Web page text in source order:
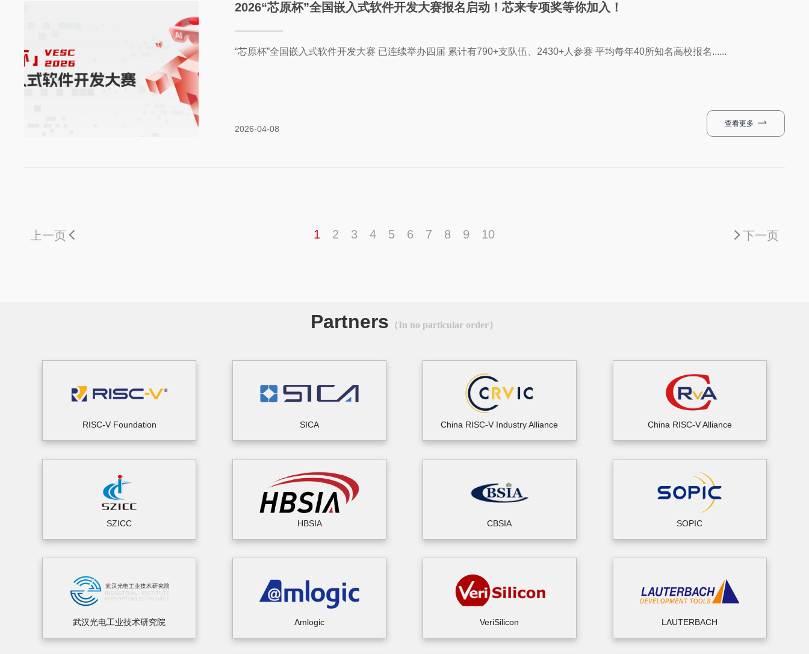
2026“芯原杯”全国嵌入式软件开发大赛报名启动！芯来专项奖等你加入！
“芯原杯”全国嵌入式软件开发大赛 已连续举办四届 累计有790+支队伍、2430+人参赛 平均每年40所知名高校报名......
2026-04-08
查看更多
上一页 1 2 3 4 5 6 7 8 9 10 下一页
Partners （In no particular order）
RISC-V Foundation SICA China RISC-V Industry Alliance China RISC-V Alliance
SZICC HBSIA CBSIA SOPIC
武汉光电工业技术研究院 Amlogic VeriSilicon LAUTERBACH